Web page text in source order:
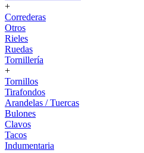
+
Correderas
Otros
Rieles
Ruedas
Tornillería
+
Tornillos
Tirafondos
Arandelas / Tuercas
Bulones
Clavos
Tacos
Indumentaria